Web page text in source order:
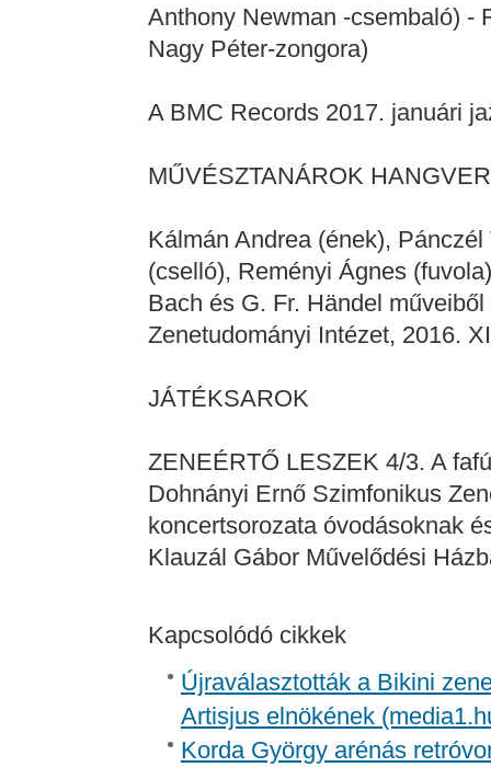
Anthony Newman -csembaló) -
Nagy Péter-zongora)
A BMC Records 2017. januári
MŰVÉSZTANÁROK
Kálmán Andrea (ének),
(cselló), Reményi Ágnes
Bach és G. Fr. Händel
Zenetudományi Intézet, 2016.
JÁTÉKSAROK
ZENEÉRTŐ LESZEK 4/3. A
Dohnányi Ernő Szimfonikus
koncertsorozata óvodásoknak
Klauzál Gábor Művelődési
Kapcsolódó cikkek
Újraválasztották a Bikini
Artisjus elnökének
Korda György arénás